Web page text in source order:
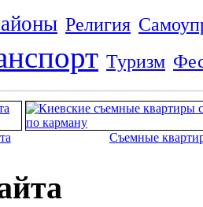
Религия
Туризм
Съемные